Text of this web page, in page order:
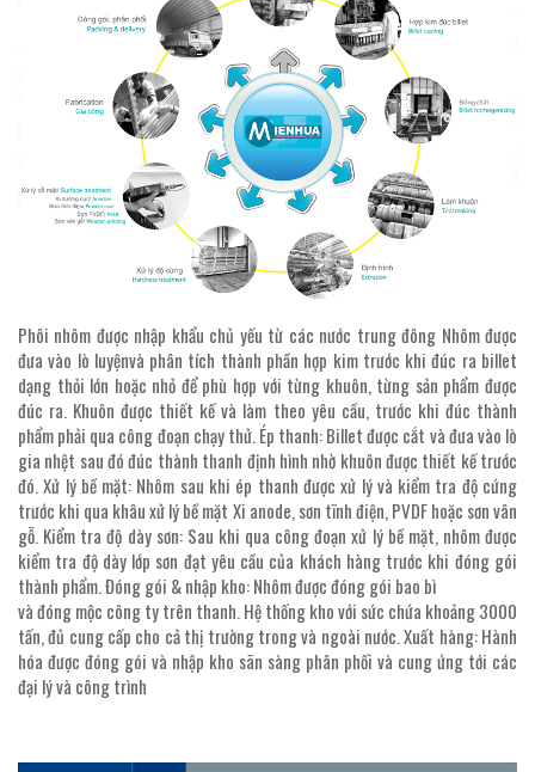
Phôi nhôm được nhập khẩu chủ yếu từ các nước trung đông Nhôm được
đưa vào lò luyệnvà phân tích thành phần hợp kim trước khi đúc ra billet
dạng thỏi lớn hoặc nhỏ để phù hợp với từng khuôn, từng sản phẩm được
đúc ra. Khuôn được thiết kế và làm theo yêu cầu, trước khi đúc thành
phẩm phải qua công đoạn chạy thử. Ép thanh: Billet được cắt và đưa vào lò
gia nhệt sau đó đúc thành thanh định hình nhờ khuôn được thiết kế trước
đó. Xử lý bề mặt: Nhôm sau khi ép thanh được xử lý và kiểm tra độ cứng
trước khi qua khâu xử lý bề mặt Xi anode, sơn tĩnh điện, PVDF hoặc sơn vân
gỗ. Kiểm tra độ dày sơn: Sau khi qua công đoạn xử lý bề mặt, nhôm được
kiểm tra độ dày lớp sơn đạt yêu cầu của khách hàng trước khi đóng gói
thành phẩm. Đóng gói & nhập kho: Nhôm được đóng gói bao bì
và đóng mộc công ty trên thanh. Hệ thống kho với sức chứa khoảng 3000
tấn, đủ cung cấp cho cả thị trường trong và ngoài nước. Xuất hàng: Hành
hóa được đóng gói và nhập kho sãn sàng phân phối và cung ứng tới các
đại lý và công trình